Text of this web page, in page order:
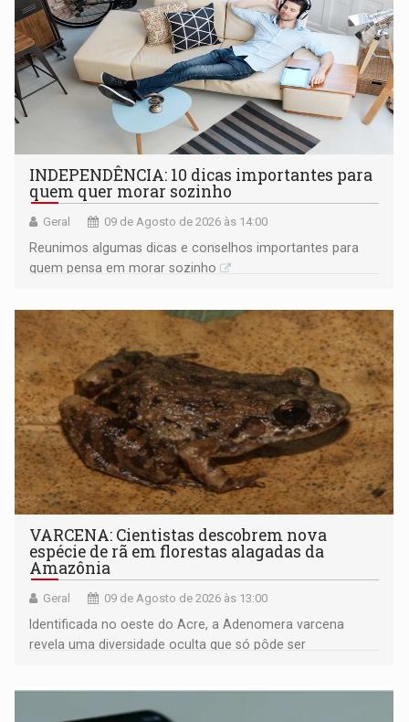
INDEPENDÊNCIA: 10 dicas importantes para
quem quer morar sozinho
Geral 09 de Agosto de 2026 às 14:00
Reunimos algumas dicas e conselhos importantes para
quem pensa em morar sozinho
VARCENA: Cientistas descobrem nova
espécie de rã em florestas alagadas da
Amazônia
Geral 09 de Agosto de 2026 às 13:00
Identificada no oeste do Acre, a Adenomera varcena
revela uma diversidade oculta que só pôde ser